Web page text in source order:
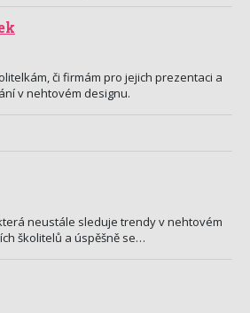
či firmám pro jejich prezentaci a
v nehtovém designu.
neustále sleduje trendy v nehtovém
školitelů a úspěšně se…